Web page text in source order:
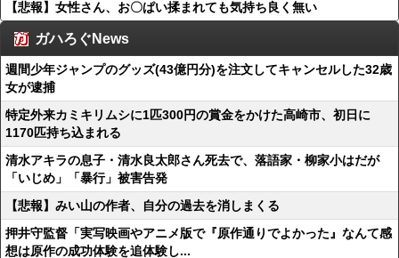
【悲報】女性さん、お〇ぱい揉まれても気持ち良く無い
ガハろぐNews
週間少年ジャンプのグッズ(43億円分)を注文してキャンセルした32歳
女が逮捕
特定外来カミキリムシに1匹300円の賞金をかけた高崎市、初日に
1170匹持ち込まれる
清水アキラの息子・清水良太郎さん死去で、落語家・柳家小はだが
「いじめ」「暴行」被害告発
【悲報】みい山の作者、自分の過去を消しまくる
押井守監督「実写映画やアニメ版で『原作通りでよかった』なんて感
想は原作の成功体験を追体験し...